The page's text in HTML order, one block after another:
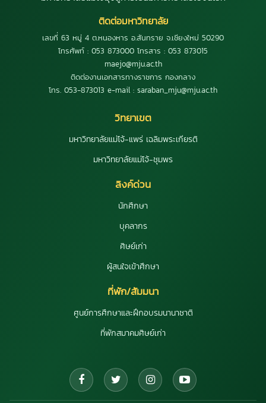
ติดต่อมหาวิทยาลัย
เลขที่ 63 หมู่ 4 ต.หนองหาร อ.สันทราย จ.เชียงใหม่ 50290
โทรศัพท์ : 053 873000 โทรสาร : 053 873015
maejo@mju.ac.th
ติดต่องานเอกสารทางราชการ กองกลาง
โทร. 053-873013 e-mail : saraban_mju@mju.ac.th
วิทยาเขต
มหาวิทยาลัยแม่โจ้-แพร่ เฉลิมพระเกียรติ
มหาวิทยาลัยแม่โจ้-ชุมพร
ลิงค์ด่วน
นักศึกษา
บุคลากร
ศิษย์เก่า
ผู้สนใจเข้าศึกษา
ที่พัก/สัมมนา
ศูนย์การศึกษาและฝึกอบรมนานาชาติ
ที่พักสมาคมศิษย์เก่า